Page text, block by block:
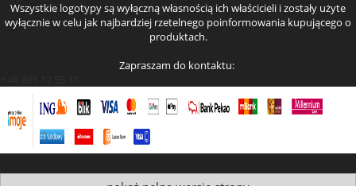
Wszystkie logotypy są wyłączną własnością ich właścicieli i zostały użyte
wyłącznie w celu jak najbardziej rzetelnego poinformowania kupującego o
produktach.
Zapraszam do kontaktu: